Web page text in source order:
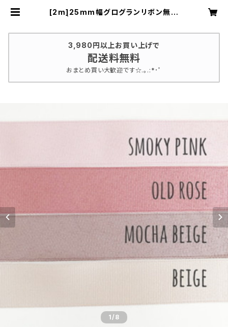
[2m]25mm幅グログランリボン無地
3,980円以上お買い上げで
配送料無料
おまとめ買い大歓迎です☆.｡.:*･ﾟ
1/8